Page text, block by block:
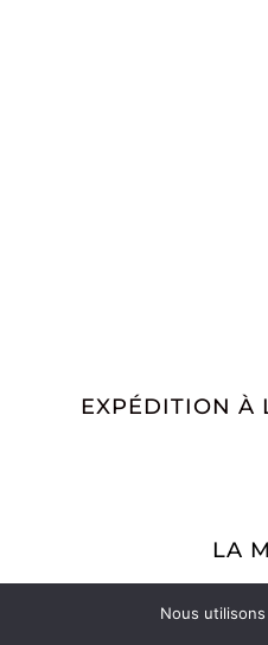
EXPÉDITION À
LA
La
La
Nous